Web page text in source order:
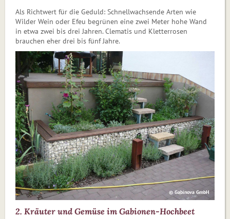
Als Richtwert für die Geduld: Schnellwachsende Arten wie
Wilder Wein oder Efeu begrünen eine zwei Meter hohe Wand
in etwa zwei bis drei Jahren. Clematis und Kletterrosen
brauchen eher drei bis fünf Jahre.
© Gabinova GmbH
2. Kräuter und Gemüse im Gabionen-Hochbeet